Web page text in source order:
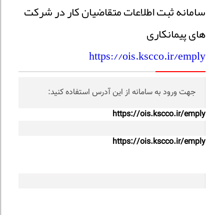
سامانه ثبت اطلاعات متقاضیان کار در شرکت
های پیمانکاری
https://ois.kscco.ir/emply
جهت ورود به سامانه از این آدرس استفاده کنید:
https://ois.kscco.ir/emply
https://ois.kscco.ir/emply